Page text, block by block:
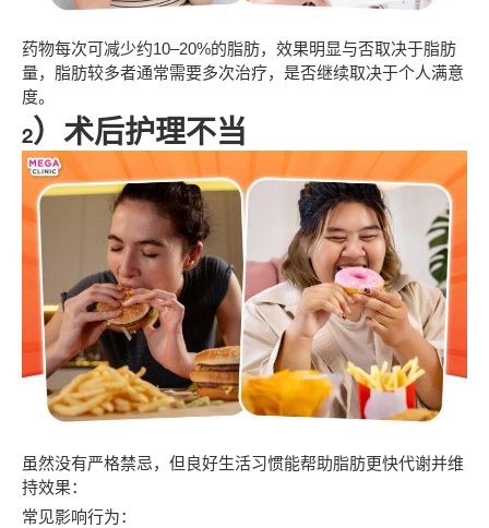
药物每次可减少约10–20%的脂肪，效果明显与否取决于脂肪
量，脂肪较多者通常需要多次治疗，是否继续取决于个人满意
度。
2）术后护理不当
虽然没有严格禁忌，但良好生活习惯能帮助脂肪更快代谢并维
持效果：
常见影响行为：